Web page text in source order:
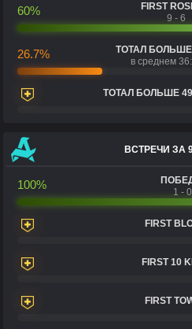
60%
FIRST
9 - 6
26.7%
ТОТАЛ БОЛЬШЕ
в среднем
ТОТАЛ БОЛЬШЕ
ВСТРЕЧИ ЗА
100%
1 - 0
FIRST
FIRST 10
FIRST